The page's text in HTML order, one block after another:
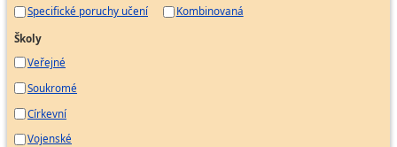
Specifické poruchy učení
Kombinovaná
Školy
Veřejné
Soukromé
Církevní
Vojenské